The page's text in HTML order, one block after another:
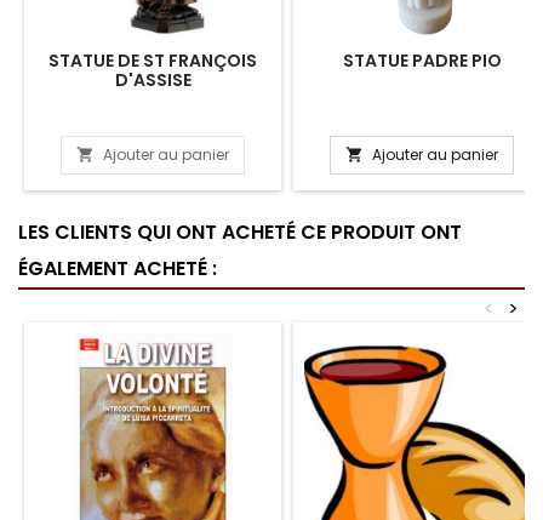
STATUE DE ST FRANÇOIS
D'ASSISE
 Ajouter au panier
STATUE PADRE PIO
 Ajouter au panier
LES CLIENTS QUI ONT ACHETÉ CE PRODUIT ONT
ÉGALEMENT ACHETÉ :
>
<